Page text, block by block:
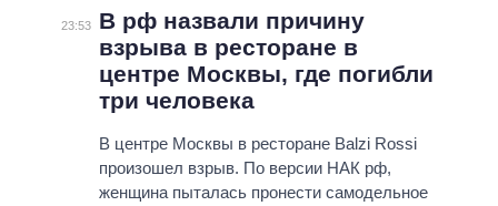
23:53
В рф назвали причину
взрыва в ресторане в
центре Москвы, где погибли
три человека
В центре Москвы в ресторане Balzi Rossi
произошел взрыв. По версии НАК рф,
женщина пыталась пронести самодельное